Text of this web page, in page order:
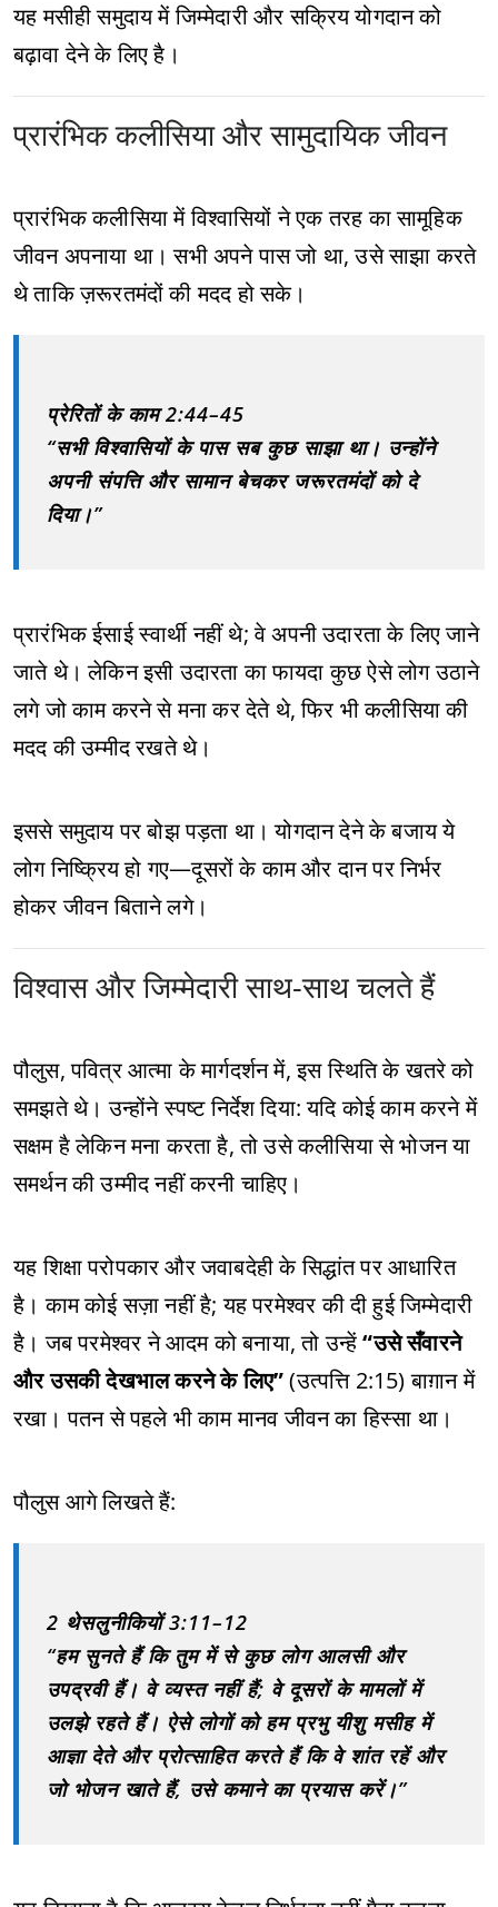
यह मसीही समुदाय में जिम्मेदारी और सक्रिय योगदान को
बढ़ावा देने के लिए है।
प्रारंभिक कलीसिया और सामुदायिक जीवन
प्रारंभिक कलीसिया में विश्वासियों ने एक तरह का सामूहिक
जीवन अपनाया था। सभी अपने पास जो था, उसे साझा करते
थे ताकि ज़रूरतमंदों की मदद हो सके।
प्रेरितों के काम 2:44–45
“सभी विश्वासियों के पास सब कुछ साझा था। उन्होंने
अपनी संपत्ति और सामान बेचकर जरूरतमंदों को दे
दिया।”
प्रारंभिक ईसाई स्वार्थी नहीं थे; वे अपनी उदारता के लिए जाने
जाते थे। लेकिन इसी उदारता का फायदा कुछ ऐसे लोग उठाने
लगे जो काम करने से मना कर देते थे, फिर भी कलीसिया की
मदद की उम्मीद रखते थे।
इससे समुदाय पर बोझ पड़ता था। योगदान देने के बजाय ये
लोग निष्क्रिय हो गए—दूसरों के काम और दान पर निर्भर
होकर जीवन बिताने लगे।
विश्वास और जिम्मेदारी साथ-साथ चलते हैं
पौलुस, पवित्र आत्मा के मार्गदर्शन में, इस स्थिति के खतरे को
समझते थे। उन्होंने स्पष्ट निर्देश दिया: यदि कोई काम करने में
सक्षम है लेकिन मना करता है, तो उसे कलीसिया से भोजन या
समर्थन की उम्मीद नहीं करनी चाहिए।
यह शिक्षा परोपकार और जवाबदेही के सिद्धांत पर आधारित
है। काम कोई सज़ा नहीं है; यह परमेश्वर की दी हुई जिम्मेदारी
है। जब परमेश्वर ने आदम को बनाया, तो उन्हें“उसे सँवारने
और उसकी देखभाल करने के लिए”(उत्पत्ति 2:15) बाग़ान में
रखा। पतन से पहले भी काम मानव जीवन का हिस्सा था।
पौलुस आगे लिखते हैं:
2 थेसलुनीकियों 3:11–12
“हम सुनते हैं कि तुम में से कुछ लोग आलसी और
उपद्रवी हैं। वे व्यस्त नहीं हैं; वे दूसरों के मामलों में
उलझे रहते हैं। ऐसे लोगों को हम प्रभु यीशु मसीह में
आज्ञा देते और प्रोत्साहित करते हैं कि वे शांत रहें और
जो भोजन खाते हैं, उसे कमाने का प्रयास करें।”